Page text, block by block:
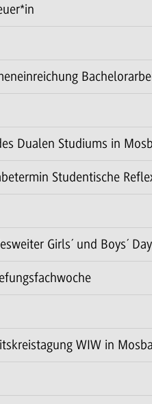
Dualen Studiums in
Studentische
Girls´ und Boys´ Day
WIW in